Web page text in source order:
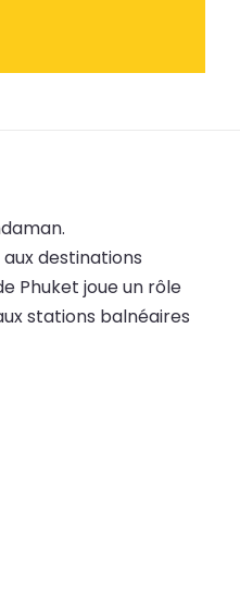
destinations
Phuket joue un rôle
stations balnéaires